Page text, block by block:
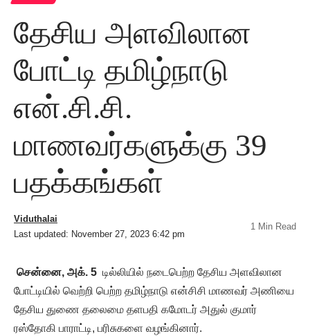
தேசிய அளவிலான
போட்டி தமிழ்நாடு
என்.சி.சி.
மாணவர்களுக்கு 39
பதக்கங்கள்
Last updated: November 27, 2023 6:42 pm
Viduthalai
1 Min Read
சென்னை, அக். 5 டில்லியில் நடைபெற்ற தேசிய அளவிலான
போட்டியில் வெற்றி பெற்ற தமிழ்நாடு என்சிசி மாணவர் அணியை
தேசிய துணை தலைமை தளபதி கமோடர் அதுல் குமார்
ரஸ்தோகி பாராட்டி, பரிசுகளை வழங்கினார்.